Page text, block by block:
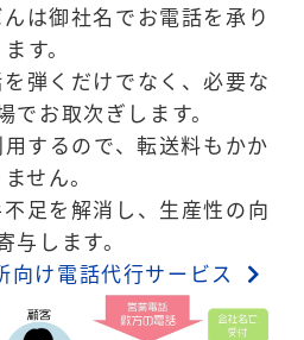
は御社名でお電話を承り
ます。
弾くだけでなく、必要な
でお取次ぎします。
するので、転送料もかか
せん。
足を解消し、生産性の向
与します。
向け電話代行サービス